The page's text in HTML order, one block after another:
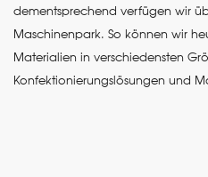
dementsprechend verfügen wir
Maschinenpark. So können wir
Materialien in verschiedensten
Konfektionierungslösungen und